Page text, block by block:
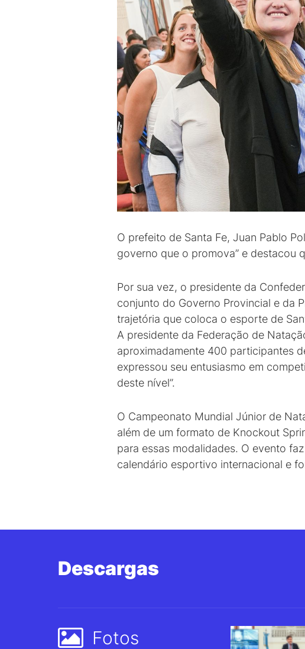
O prefeito de Santa Fe, Juan Pablo
governo que o promova” e destacou
Por sua vez, o presidente da
conjunto do Governo Provincial e da
trajetória que coloca o esporte de
A presidente da Federação de
aproximadamente 400 participantes
expressou seu entusiasmo em
deste nível”.
O Campeonato Mundial Júnior de
além de um formato de Knockout
para essas modalidades. O evento
calendário esportivo internacional e
Descargas
Fotos